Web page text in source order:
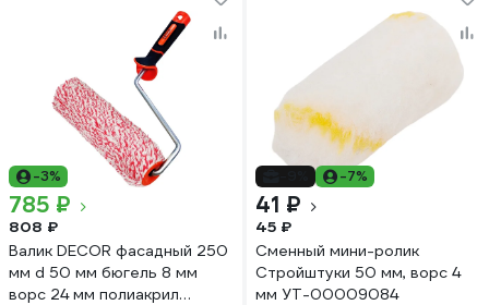
-3%
785 ₽
808 ₽
Валик DECOR фасадный 250
мм d 50 мм бюгель 8 мм
ворс 24 мм полиакрил
-7%
41 ₽
45 ₽
Сменный мини-ролик
Стройштуки 50 мм, ворс 4
мм УТ-00009084